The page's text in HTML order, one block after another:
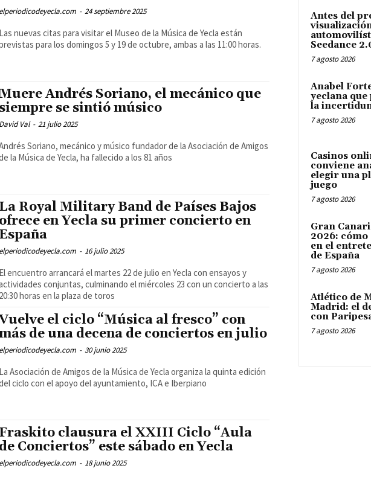
elperiodicodeyecla.com - 24 septiembre 2025
Las nuevas citas para visitar el Museo de la Música de Yecla están
para los domingos 5 y 19 de octubre, ambas a las 11:00 horas.
Andrés Soriano, el mecánico que
siempre se sintió músico
David Val - 21 julio 2025
Soriano, mecánico y músico fundador de la Asociación de Amigos
la Música de Yecla, ha fallecido a los 81 años
La Royal Military Band de Países Bajos
ofrece en Yecla su primer concierto en
España
elperiodicodeyecla.com - 16 julio 2025
El encuentro arrancará el martes 22 de julio en Yecla con ensayos y
conjuntas, culminando el miércoles 23 con un concierto a las
20:30 horas en la plaza de toros
el ciclo “Música al fresco” con
de una decena de conciertos en julio
elperiodicodeyecla.com - 30 junio 2025
La Asociación de Amigos de la Música de Yecla organiza la quinta edición
ciclo con el apoyo del ayuntamiento, ICA e Iberpiano
Fraskito clausura el XXIII Ciclo “Aula
de Conciertos” este sábado en Yecla
elperiodicodeyecla.com - 18 junio 2025
Antes del
Seedance
7 agosto 2026
Anabel
yeclana
la
7 agosto 2026
Casinos
conviene
elegir una
juego
7 agosto 2026
Gran
2026: cómo
en el
de España
7 agosto 2026
Atlético de
Madrid: el
con
7 agosto 2026